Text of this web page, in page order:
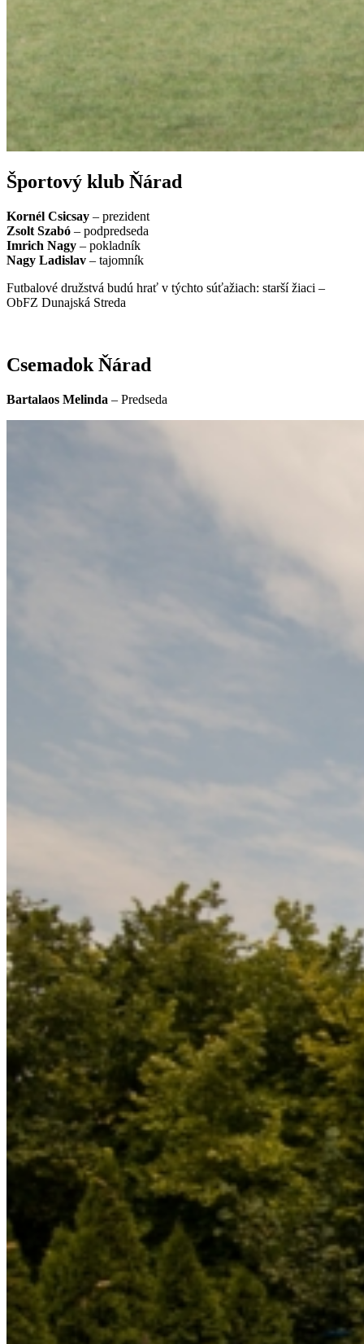
Športový klub Ňárad
Kornél Csicsay – prezident
Zsolt Szabó – podpredseda
Imrich Nagy – pokladník
Nagy Ladislav – tajomník
Futbalové družstvá budú hrať v týchto súťažiach: starší žiaci –
ObFZ Dunajská Streda
Csemadok Ňárad
Bartalaos Melinda – Predseda